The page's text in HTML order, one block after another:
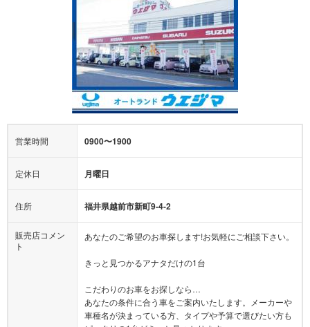
営業時間 0900〜1900
定休日 月曜日
住所 福井県越前市新町9-4-2
販売店コメン
ト
あなたのご希望のお車探します!お気軽にご相談下さい。
きっと見つかるアナタだけの1台
こだわりのお車をお探しなら…
あなたの条件に合う車をご案内いたします。メーカーや
車種名が決まっている方、タイプや予算で選びたい方も